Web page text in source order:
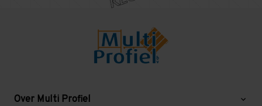
Over Multi Profiel